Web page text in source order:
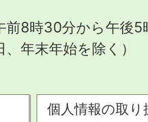
前8時30分から午後5
、年末年始を除く）
個人情報の取り